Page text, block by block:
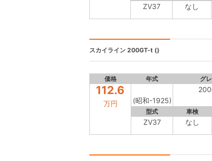
ZV37 なし
スカイライン 200GT-t ()
価格 年式 グ
112.6
万円 (昭和-1925)
型式 車検
ZV37 なし